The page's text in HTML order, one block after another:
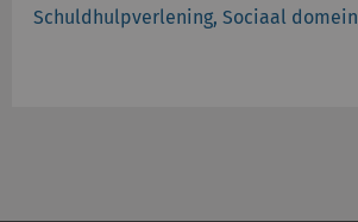
Schuldhulpverlening, Sociaal domein